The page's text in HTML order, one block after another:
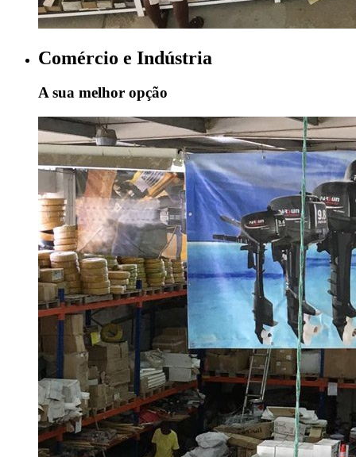
Comércio e Indústria
A sua melhor opção